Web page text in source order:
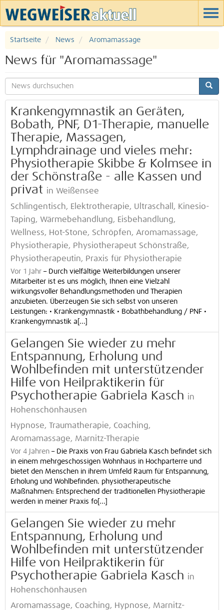
Startseite News Aromamassage
News für "Aromamassage"
Krankengymnastik an Geräten,
Bobath, PNF, D1-Therapie, manuelle
Therapie, Massagen,
Lymphdrainage und vieles mehr:
Physiotherapie Skibbe & Kolmsee in
der Schönstraße - alle Kassen und
privat in Weißensee
Schlingentisch, Elektrotherapie, Ultraschall, Kinesio-
Taping, Wärmebehandlung, Eisbehandlung,
Wellness, Hot-Stone, Schröpfen, Aromamassage,
Physiotherapie, Physiotherapeut Schönstraße,
Physiotherapeutin, Praxis für Physiotherapie
Vor 1 Jahr – Durch vielfältige Weiterbildungen unserer
Mitarbeiter ist es uns möglich, Ihnen eine Vielzahl
wirkungsvoller Behandlungsmethoden und Therapien
anzubieten. Überzeugen Sie sich selbst von unseren
Leistungen: • Krankengymnastik • Bobathbehandlung / PNF •
Krankengymnastik a[...]
Gelangen Sie wieder zu mehr
Entspannung, Erholung und
Wohlbefinden mit unterstützender
Hilfe von Heilpraktikerin für
Psychotherapie Gabriela Kasch in
Hohenschönhausen
Hypnose, Traumatherapie, Coaching,
Aromamassage, Marnitz-Therapie
Vor 4 Jahren – Die Praxis von Frau Gabriela Kasch befindet sich
in einem mehrgeschossigen Wohnhaus in Hochparterre und
bietet den Menschen in ihrem Umfeld Raum für Entspannung,
Erholung und Wohlbefinden. physiotherapeutische
Maßnahmen: Entsprechend der traditionellen Physiotherapie
werden in meiner Praxis fo[...]
Gelangen Sie wieder zu mehr
Entspannung, Erholung und
Wohlbefinden mit unterstützender
Hilfe von Heilpraktikerin für
Psychotherapie Gabriela Kasch in
Hohenschönhausen
Aromamassage, Coaching, Hypnose, Marnitz-